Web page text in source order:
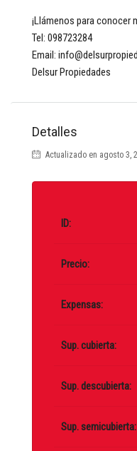
¡Llámenos para conocer
Tel: 098723284
Email:
Delsur Propiedades
Detalles
Actualizado en agosto 3,
ID:
Precio:
Expensas:
Sup. cubierta:
Sup. descubierta:
Sup. semicubierta: